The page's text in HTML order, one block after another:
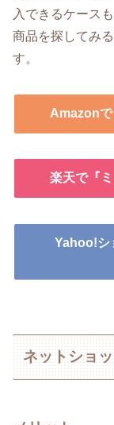
入できるケース
商品を探してみ
す。
Amazon
楽天で『
Yahoo!シ
ネットショ